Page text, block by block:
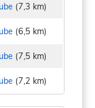
(7,3 km)
(6,5 km)
(7,5 km)
(7,2 km)